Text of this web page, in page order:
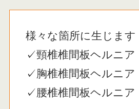
様々な箇所に生じます
✓頸椎椎間板ヘルニア
✓胸椎椎間板ヘルニア
✓腰椎椎間板ヘルニア